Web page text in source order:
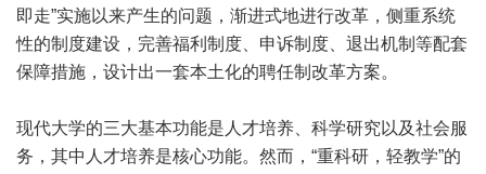
即走”实施以来产生的问题，渐进式地进行改革，侧重系统
性的制度建设，完善福利制度、申诉制度、退出机制等配套
保障措施，设计出一套本土化的聘任制改革方案。
现代大学的三大基本功能是人才培养、科学研究以及社会服
务，其中人才培养是核心功能。然而，“重科研，轻教学”的